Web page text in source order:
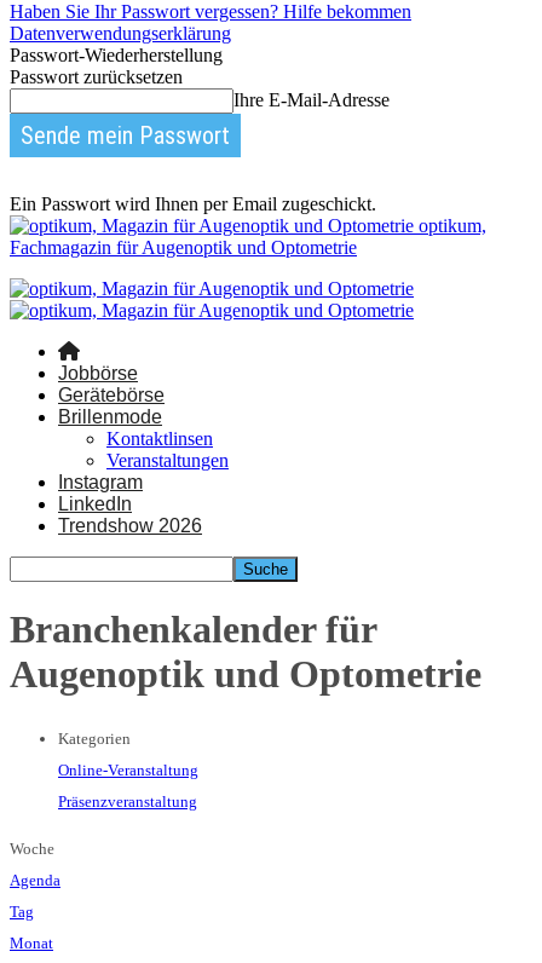
Haben Sie Ihr Passwort vergessen? Hilfe bekommen
Datenverwendungserklärung
Passwort-Wiederherstellung
Passwort zurücksetzen
Ihre E-Mail-Adresse
Ein Passwort wird Ihnen per Email zugeschickt.
optikum,
Fachmagazin für Augenoptik und Optometrie
Jobbörse
Gerätebörse
Brillenmode
Kontaktlinsen
Veranstaltungen
Instagram
LinkedIn
Trendshow 2026
Branchenkalender für
Augenoptik und Optometrie
Kategorien
Online-Veranstaltung
Präsenzveranstaltung
Woche
Agenda
Tag
Monat